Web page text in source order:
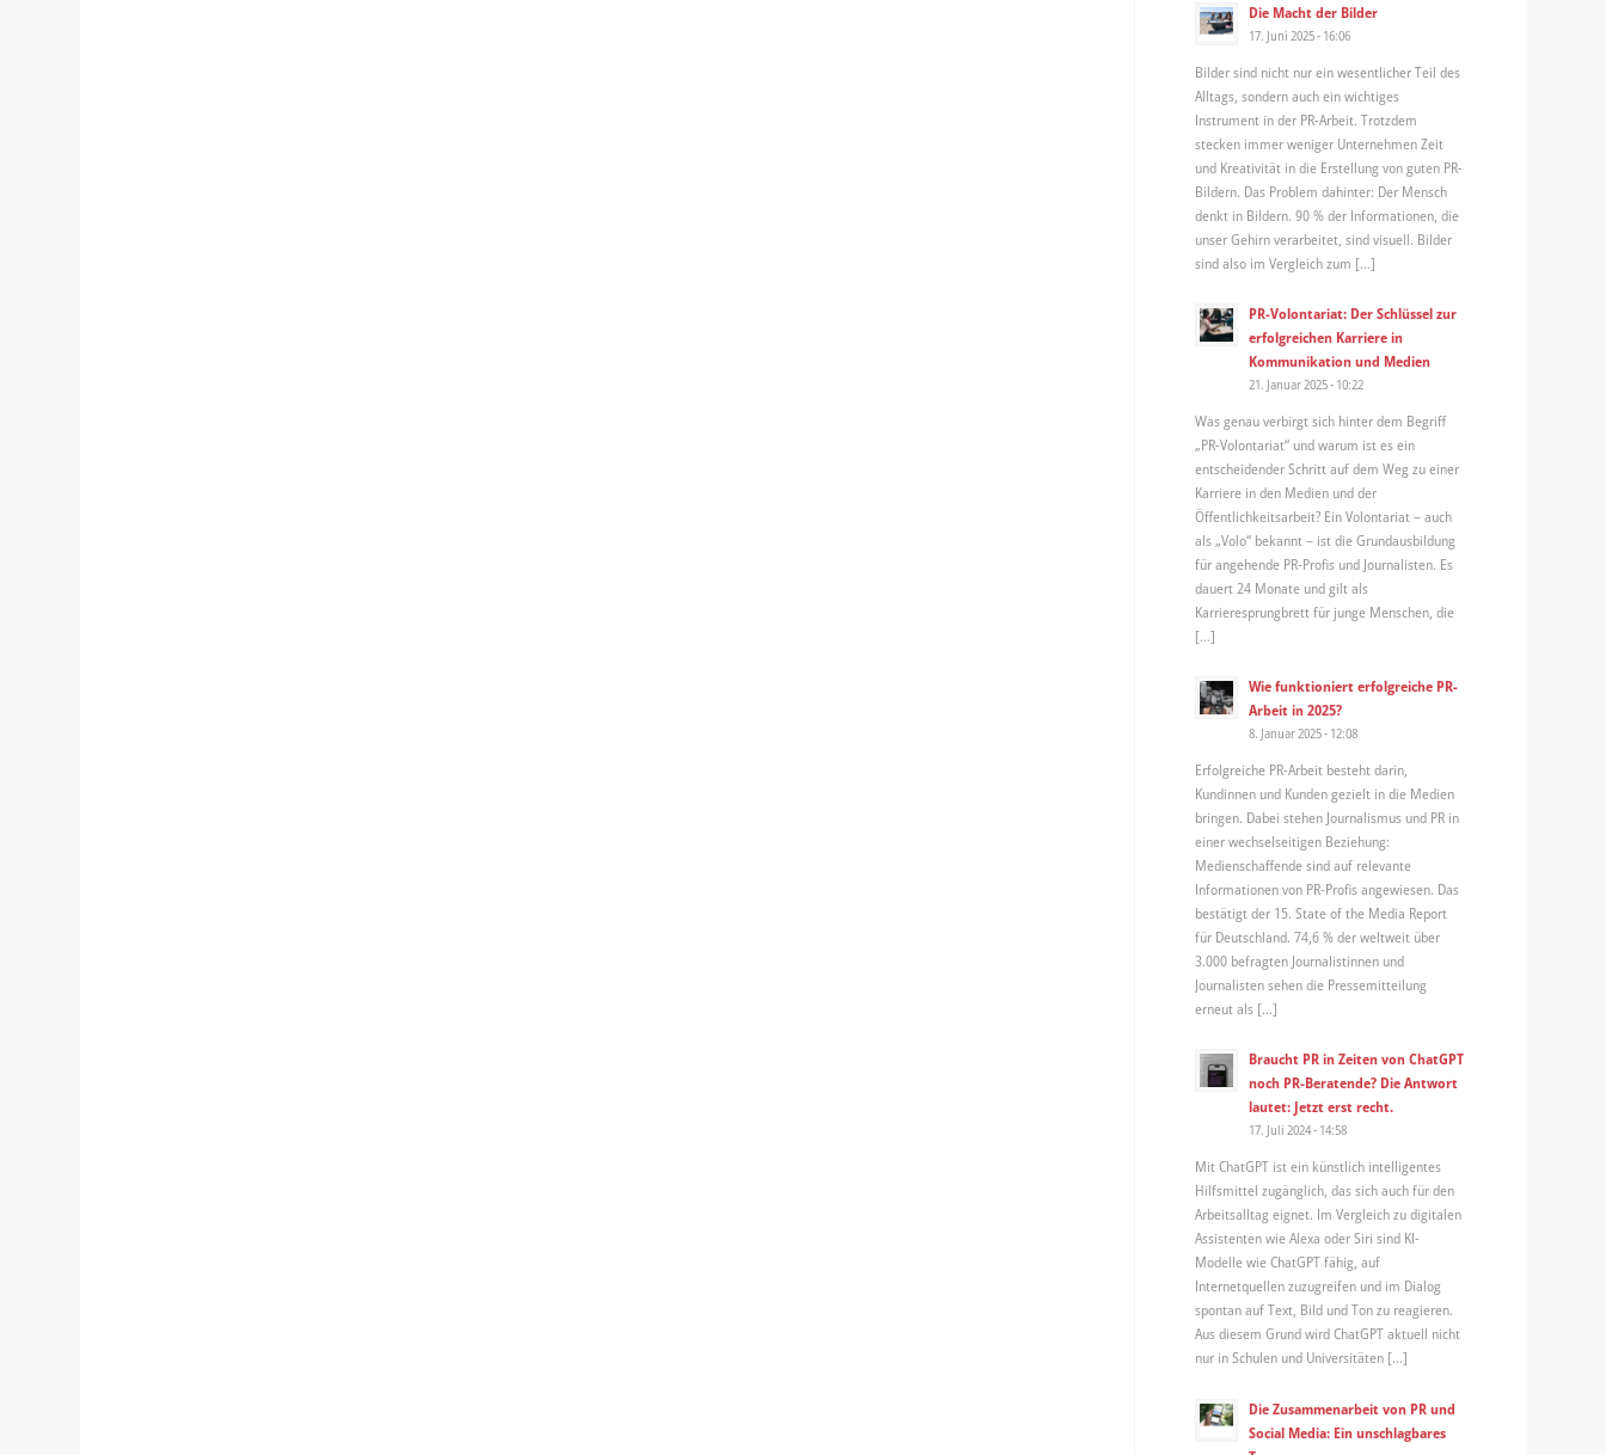
Die Macht der Bilder
17. Juni 2025 - 16:06
Bilder sind nicht nur ein wesentlicher Teil des
Alltags, sondern auch ein wichtiges
Instrument in der PR-Arbeit. Trotzdem
stecken immer weniger Unternehmen Zeit
und Kreativität in die Erstellung von guten PR-
Bildern. Das Problem dahinter: Der Mensch
denkt in Bildern. 90 % der Informationen, die
unser Gehirn verarbeitet, sind visuell. Bilder
sind also im Vergleich zum […]
PR-Volontariat: Der Schlüssel zur
erfolgreichen Karriere in
Kommunikation und Medien
21. Januar 2025 - 10:22
Was genau verbirgt sich hinter dem Begriff
„PR-Volontariat“ und warum ist es ein
entscheidender Schritt auf dem Weg zu einer
Karriere in den Medien und der
Öffentlichkeitsarbeit? Ein Volontariat – auch
als „Volo“ bekannt – ist die Grundausbildung
für angehende PR-Profis und Journalisten. Es
dauert 24 Monate und gilt als
Karrieresprungbrett für junge Menschen, die
[…]
Wie funktioniert erfolgreiche PR-
Arbeit in 2025?
8. Januar 2025 - 12:08
Erfolgreiche PR-Arbeit besteht darin,
Kundinnen und Kunden gezielt in die Medien
bringen. Dabei stehen Journalismus und PR in
einer wechselseitigen Beziehung:
Medienschaffende sind auf relevante
Informationen von PR-Profis angewiesen. Das
bestätigt der 15. State of the Media Report
für Deutschland. 74,6 % der weltweit über
3.000 befragten Journalistinnen und
Journalisten sehen die Pressemitteilung
erneut als […]
Braucht PR in Zeiten von ChatGPT
noch PR-Beratende? Die Antwort
lautet: Jetzt erst recht.
17. Juli 2024 - 14:58
Mit ChatGPT ist ein künstlich intelligentes
Hilfsmittel zugänglich, das sich auch für den
Arbeitsalltag eignet. Im Vergleich zu digitalen
Assistenten wie Alexa oder Siri sind KI-
Modelle wie ChatGPT fähig, auf
Internetquellen zuzugreifen und im Dialog
spontan auf Text, Bild und Ton zu reagieren.
Aus diesem Grund wird ChatGPT aktuell nicht
nur in Schulen und Universitäten […]
Die Zusammenarbeit von PR und
Social Media: Ein unschlagbares